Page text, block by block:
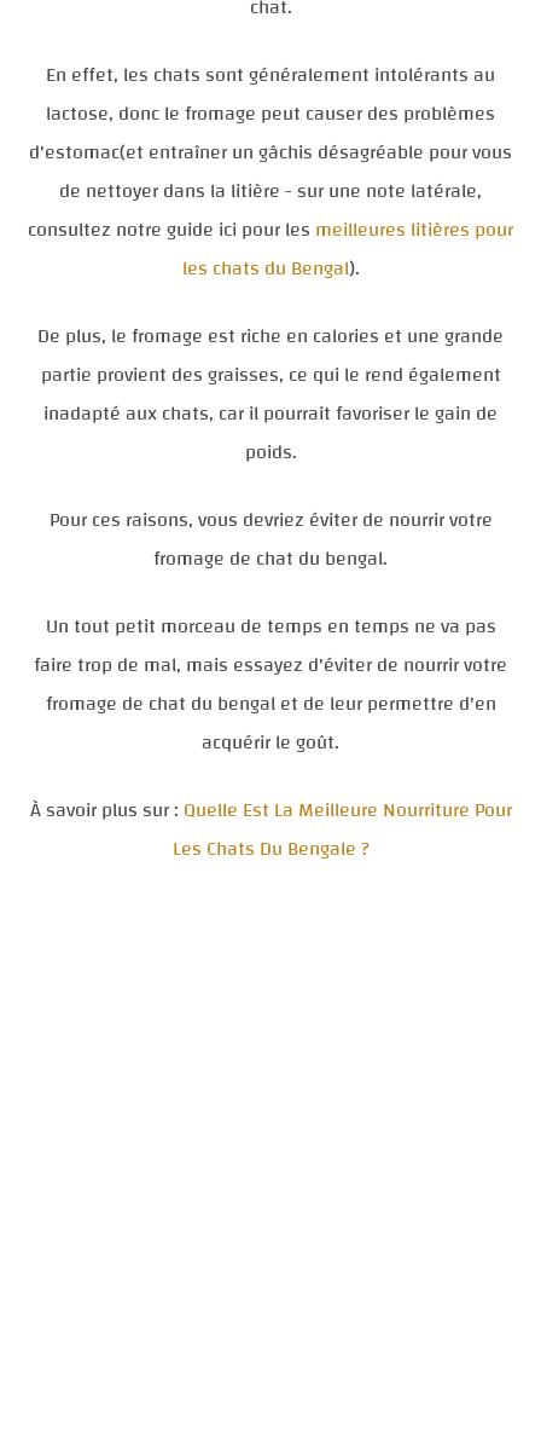
chat.
En effet, les chats sont généralement intolérants au
lactose, donc le fromage peut causer des problèmes
d'estomac(et entraîner un gâchis désagréable pour vous
de nettoyer dans la litière - sur une note latérale,
consultez notre guide ici pour les meilleures litières pour
les chats du Bengal).
De plus, le fromage est riche en calories et une grande
partie provient des graisses, ce qui le rend également
inadapté aux chats, car il pourrait favoriser le gain de
poids.
Pour ces raisons, vous devriez éviter de nourrir votre
fromage de chat du bengal.
Un tout petit morceau de temps en temps ne va pas
faire trop de mal, mais essayez d'éviter de nourrir votre
fromage de chat du bengal et de leur permettre d'en
acquérir le goût.
À savoir plus sur : Quelle Est La Meilleure Nourriture Pour
Les Chats Du Bengale ?